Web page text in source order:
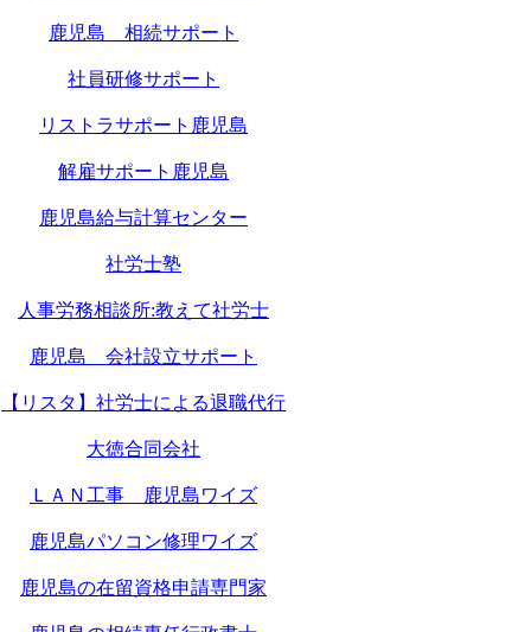
鹿児島 相続サポート
社員研修サポート
リストラサポート鹿児島
解雇サポート鹿児島
鹿児島給与計算センター
社労士塾
人事労務相談所:教えて社労士
鹿児島 会社設立サポート
【リスタ】社労士による退職代行
大徳合同会社
ＬＡＮ工事 鹿児島ワイズ
鹿児島パソコン修理ワイズ
鹿児島の在留資格申請専門家